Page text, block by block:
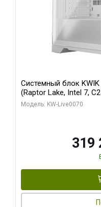
Системный блок
(Raptor Lake, Intel 7,
модуля)/ Gigabyte
Модель: KW-Live0070
319